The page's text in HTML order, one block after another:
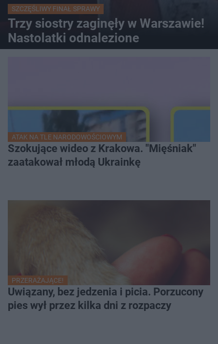
SZCZĘŚLIWY FINAŁ SPRAWY
Trzy siostry zaginęły w Warszawie!
Nastolatki odnalezione
ATAK NA TLE NARODOWOŚCIOWYM
Szokujące wideo z Krakowa. "Mięśniak"
zaatakował młodą Ukrainkę
PRZERAŻAJĄCE!
Uwiązany, bez jedzenia i picia. Porzucony
pies wył przez kilka dni z rozpaczy